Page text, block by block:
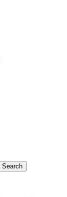
Search